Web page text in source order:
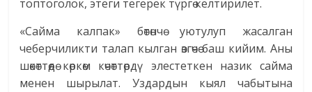
топтоголок, этеги тегерек түргө келтирилет.
«Сайма калпак» бөтөнчө уютулуп жасалган
чеберчиликти талап кылган өзгөчө баш кийим. Аны
шөкөттөөдө көркөм көчөттөрдү элестеткен назик сайма
менен шырылат. Уздардын кыял чабытына